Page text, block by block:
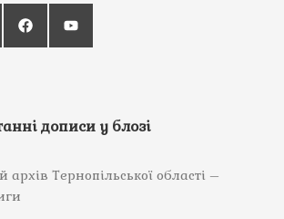
дописи у блозі
Тернопільської області –